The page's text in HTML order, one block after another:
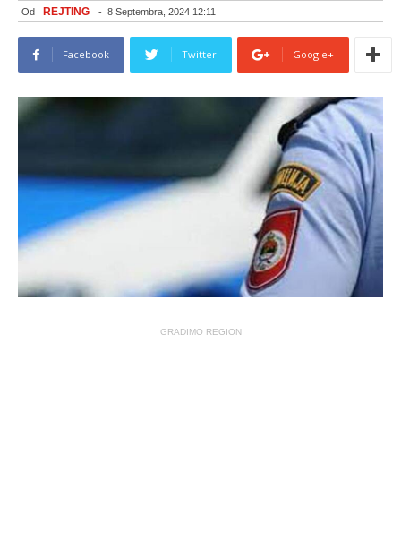
Od REJTING - 8 Septembra, 2024 12:11
Facebook Twitter Google+
GRADIMO REGION